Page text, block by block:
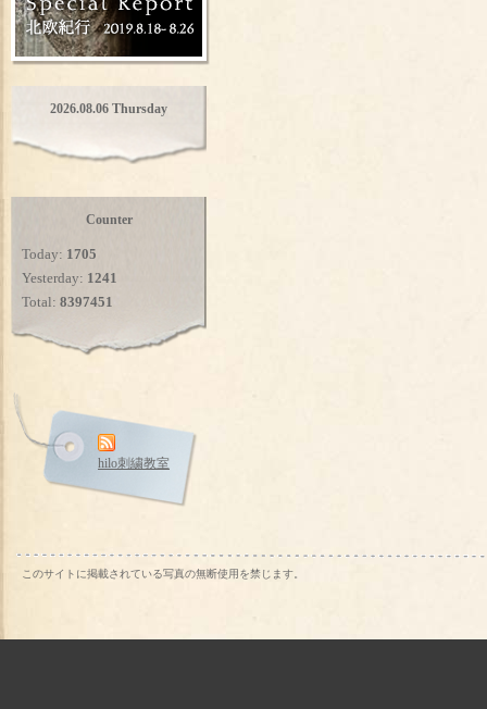
2026.08.06 Thursday
Counter
Today: 1705
Yesterday: 1241
Total: 8397451
hilo刺繍教室
このサイトに掲載されている写真の無断使用を禁じます。